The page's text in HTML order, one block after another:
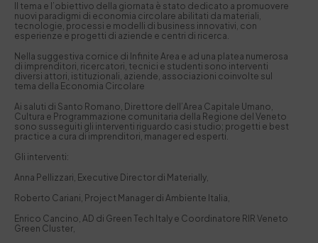
Il tema e l’obiettivo della giornata è stato dedicato a promuovere
nuovi paradigmi di economia circolare abilitati da materiali,
tecnologie, processi e modelli di business innovativi, con
esperienze e progetti di aziende e centri di ricerca.
Nella suggestiva cornice di Infinite Area e ad una platea numerosa
di imprenditori, ricercatori, tecnici e studenti sono interventi
diversi attori, istituzionali, aziende, associazioni coinvolte sul
tema della Economia Circolare
Ai saluti di Santo Romano, Direttore dell’Area Capitale Umano,
Cultura e Programmazione comunitaria della Regione del Veneto
sono susseguiti gli interventi riguardo casi studio; progetti e best
practice a cura di imprenditori, manager ed esperti.
Gli interventi:
Anna Pellizzari, Executive Director di Materially,
Roberto Cariani, Project Manager di Ambiente Italia,
Enrico Cancino, AD di Green Tech Italy e Coordinatore RIR Veneto
Green Cluster,